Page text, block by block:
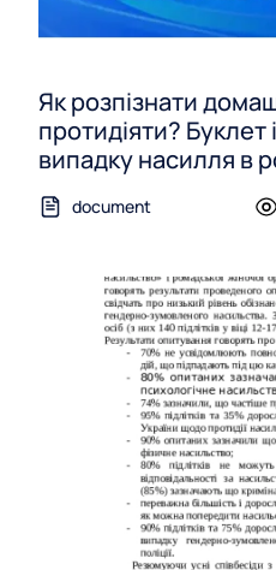
Як розпізнати
протидіяти? Буклет
випадку насилля в
document